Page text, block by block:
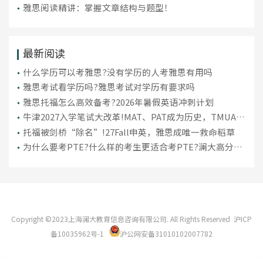
雅思阅读精讲：掌握文章结构与题型！
最新阅读
什么学历可以考雅思?没有学历的人考雅思有用吗
雅思考试看学历吗?雅思考试对学历有要求吗
雅思托福怎么高效备考?2026年暑假英语冲刺计划
牛津2027入学笔试大改革!MAT、PAT成为历史，TMUA、
ESAT接棒→
托福被剑桥“除名”!27Fall申英，雅思成唯一救命稻草
为什么要考PTE?什么样的考生更适合考PTE?澜大高分学
Copyright ©2023上海澜大教育信息咨询有限公司. All Rights Reserved 沪ICP
备10035962号-1
沪公网安备31010102007782